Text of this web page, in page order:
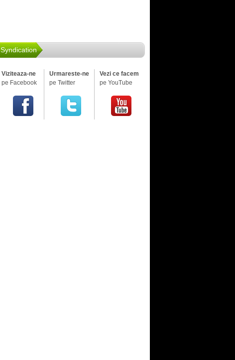
Syndication
Viziteaza-ne
pe Facebook
Urmareste-ne
pe Twitter
Vezi ce facem
pe YouTube